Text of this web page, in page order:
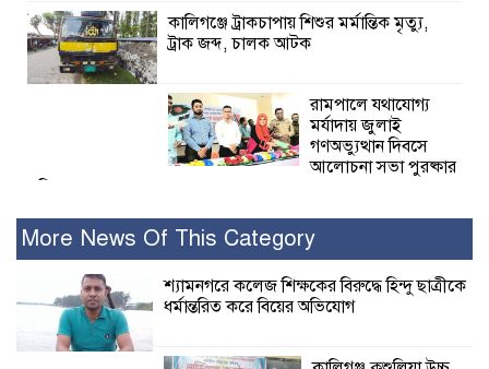
কালিগঞ্জে ট্রাকচাপায় শিশুর মর্মান্তিক মৃত্যু,
ট্রাক জব্দ, চালক আটক
রামপালে যথাযোগ্য
মর্যাদায় জুলাই
গণঅভ্যুত্থান দিবসে
আলোচনা সভা পুরষ্কার
২৮ জনের সাক্ষ্য শেষ, কাদেরসহ সাতজনের
More News Of This Category
শ্যামনগরে কলেজ শিক্ষকের বিরুদ্ধে হিন্দু ছাত্রীকে
ধর্মান্তরিত করে বিয়ের অভিযোগ